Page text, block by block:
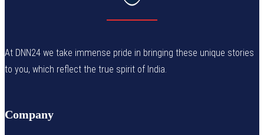
At DNN24 we take immense pride in bringing these unique stories
to you, which reflect the true spirit of India.
Company